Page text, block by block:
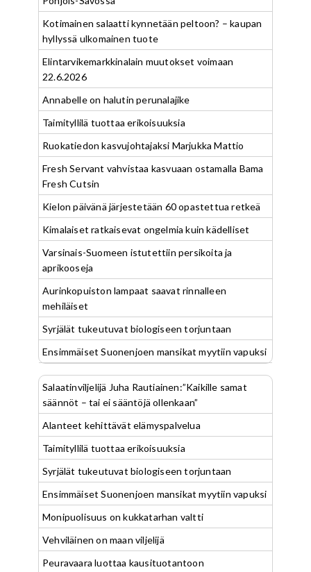
Kotimainen salaatti kynnetään peltoon? – kaupan
hyllyssä ulkomainen tuote
Elintarvikemarkkinalain muutokset voimaan
22.6.2026
Annabelle on halutin perunalajike
Taimityllilä tuottaa erikoisuuksia
Ruokatiedon kasvujohtajaksi Marjukka Mattio
Fresh Servant vahvistaa kasvuaan ostamalla Bama
Fresh Cutsin
Kielon päivänä järjestetään 60 opastettua retkeä
Kimalaiset ratkaisevat ongelmia kuin kädelliset
Varsinais-Suomeen istutettiin persikoita ja
aprikooseja
Aurinkopuiston lampaat saavat rinnalleen
mehiläiset
Syrjälät tukeutuvat biologiseen torjuntaan
Ensimmäiset Suonenjoen mansikat myytiin vapuksi
Salaatinviljelijä Juha Rautiainen:”Kaikille samat
säännöt – tai ei sääntöjä ollenkaan”
Alanteet kehittävät elämyspalvelua
Taimityllilä tuottaa erikoisuuksia
Syrjälät tukeutuvat biologiseen torjuntaan
Ensimmäiset Suonenjoen mansikat myytiin vapuksi
Monipuolisuus on kukkatarhan valtti
Vehviläinen on maan viljelijä
Peuravaara luottaa kausituotantoon